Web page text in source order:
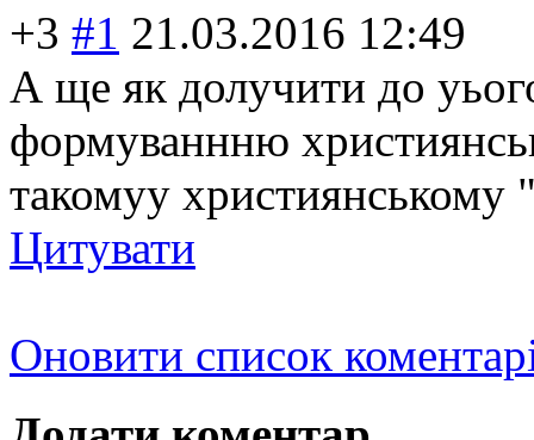
+3 #1 21.03.2016 12:49
А ще як долучити до
формуваннню
такомуу християнському
Цитувати
Оновити список